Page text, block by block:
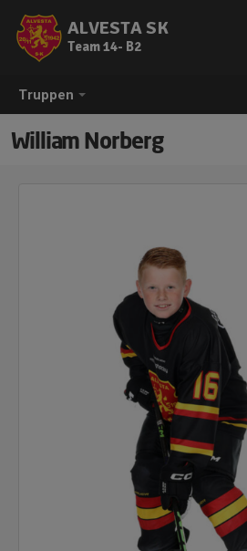
Truppen
ALVESTA SK
Team 14- B2
William Norberg